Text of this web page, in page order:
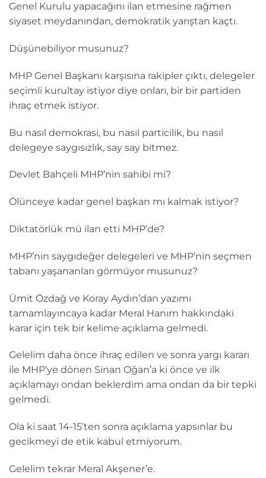
Genel Kurulu yapacağını ilan etmesine rağmen
siyaset meydanından, demokratik yarıştan kaçtı.
Düşünebiliyor musunuz?
MHP Genel Başkanı karşısına rakipler çıktı, delegeler
seçimli kurultay istiyor diye onları, bir bir partiden
ihraç etmek istiyor.
Bu nasıl demokrasi, bu nasıl particilik, bu nasıl
delegeye saygısızlık, say say bitmez.
Devlet Bahçeli MHP’nin sahibi mi?
Ölünceye kadar genel başkan mı kalmak istiyor?
Diktatörlük mü ilan etti MHP’de?
MHP’nin saygıdeğer delegeleri ve MHP’nin seçmen
tabanı yaşananları görmüyor musunuz?
Ümit Özdağ ve Koray Aydın’dan yazımı
tamamlayıncaya kadar Meral Hanım hakkındaki
karar için tek bir kelime açıklama gelmedi.
Gelelim daha önce ihraç edilen ve sonra yargı kararı
ile MHP’ye dönen Sinan Oğan’a ki önce ve ilk
açıklamayı ondan beklerdim ama ondan da bir tepki
gelmedi.
Ola ki saat 14-15’ten sonra açıklama yapsınlar bu
gecikmeyi de etik kabul etmiyorum.
Gelelim tekrar Meral Akşener’e.